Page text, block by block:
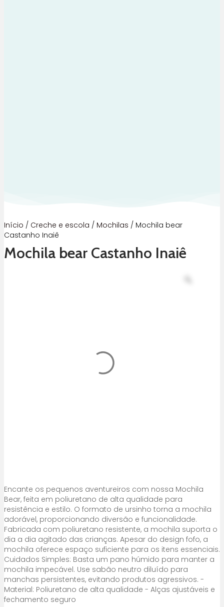
Início / Creche e escola / Mochilas / Mochila bear
Castanho Inaiê
Mochila bear Castanho Inaiê
Encante os pequenos aventureiros com nossa Mochila
Bear, feita em poliuretano de alta qualidade para
resistência e estilo. O formato de ursinho torna a mochila
adorável, proporcionando diversão e funcionalidade.
Fabricada com poliuretano resistente, a mochila suporta o
dia a dia agitado das crianças. Apesar do design fofo, a
mochila oferece espaço suficiente para os itens essenciais.
Cuidados Simples: Basta um pano húmido para manter a
mochila impecável. Use sabão neutro diluído para
manchas persistentes, evitando produtos agressivos. -
Material: Poliuretano de alta qualidade - Alças ajustáveis e
fechamento seguro